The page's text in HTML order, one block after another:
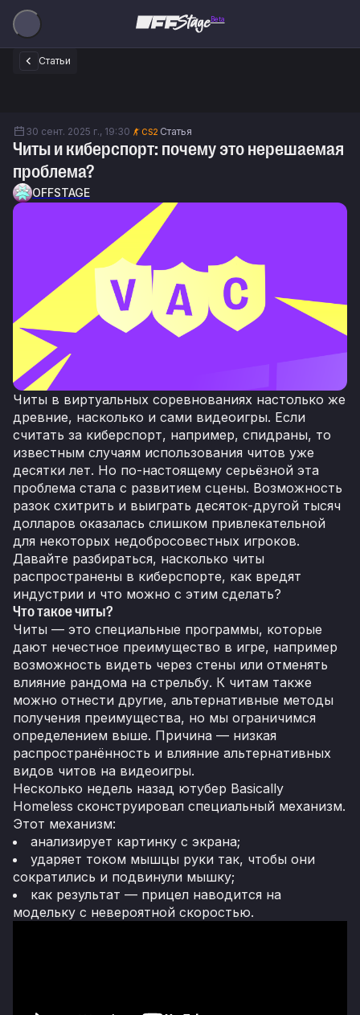
Beta
Статьи
30 сент. 2025 г., 19:30 CS2 Статья
Читы и киберспорт: почему это нерешаемая
проблема?
OFFSTAGE
Читы в виртуальных соревнованиях настолько же
древние, насколько и сами видеоигры. Если
считать за киберспорт, например, спидраны, то
известным случаям использования читов уже
десятки лет. Но по-настоящему серьёзной эта
проблема стала с развитием сцены. Возможность
разок схитрить и выиграть десяток-другой тысяч
долларов оказалась слишком привлекательной
для некоторых недобросовестных игроков.
Давайте разбираться, насколько читы
распространены в киберспорте, как вредят
индустрии и что можно с этим сделать?
Что такое читы?
Читы — это специальные программы, которые
дают нечестное преимущество в игре, например
возможность видеть через стены или отменять
влияние рандома на стрельбу. К читам также
можно отнести другие, альтернативные методы
получения преимущества, но мы ограничимся
определением выше. Причина — низкая
распространённость и влияние альтернативных
видов читов на видеоигры.
Несколько недель назад ютубер Basically
Homeless сконструировал специальный механизм.
Этот механизм:
анализирует картинку с экрана;
ударяет током мышцы руки так, чтобы они
сократились и подвинули мышку;
как результат — прицел наводится на
модельку с невероятной скоростью.